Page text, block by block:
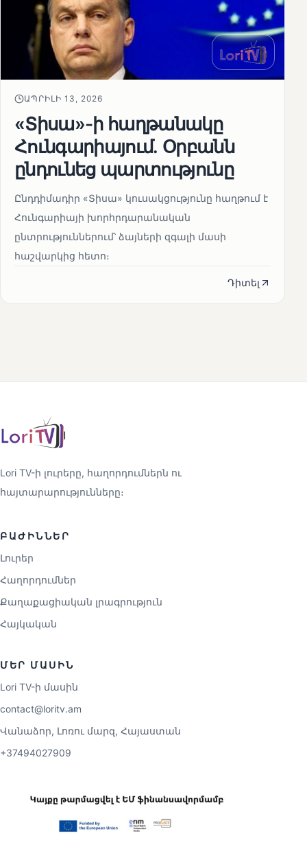
ԱՊՐԻԼԻ 13, 2026
«Տիսա»-ի հաղթանակը
Հունգարիայում․ Օրբանն
ընդունեց պարտությունը
Ընդդիմադիր «Տիսա» կուսակցությունը հաղթում է
Հունգարիայի խորհրդարանական
ընտրություններում՝ ձայների զգալի մասի
հաշվարկից հետո։
Դիտել
Lori TV-ի լուրերը, հաղորդումներն ու
հայտարարությունները։
ԲԱԺԻՆՆԵՐ
Լուրեր
Հաղորդումներ
Քաղաքացիական լրագրություն
Հայկական
ՄԵՐ ՄԱՍԻՆ
Lori TV-ի մասին
contact@loritv.am
Վանաձոր, Լոռու մարզ, Հայաստան
+37494027909